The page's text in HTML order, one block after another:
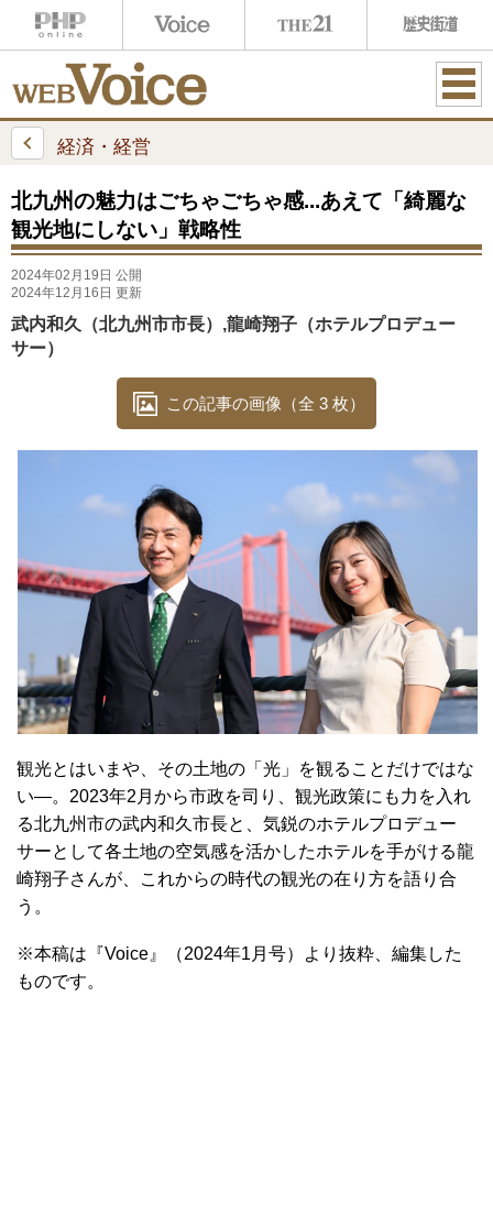
ME
経済・経営
北九州の魅力はごちゃごちゃ感...あえて「綺麗な
観光地にしない」戦略性
2024年02月19日 公開
2024年12月16日 更新
武内和久（北九州市市長）,龍崎翔子（ホテルプロデュー
サー）
この記事の画像（全 3 枚）
観光とはいまや、その土地の「光」を観ることだけではな
い―。2023年2月から市政を司り、観光政策にも力を入れ
る北九州市の武内和久市長と、気鋭のホテルプロデュー
サーとして各土地の空気感を活かしたホテルを手がける龍
崎翔子さんが、これからの時代の観光の在り方を語り合
う。
※本稿は『Voice』（2024年1月号）より抜粋、編集した
ものです。